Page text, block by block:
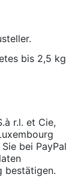
bis 2,5 kg
r.l. et Cie,
bei PayPal
bestätigen.